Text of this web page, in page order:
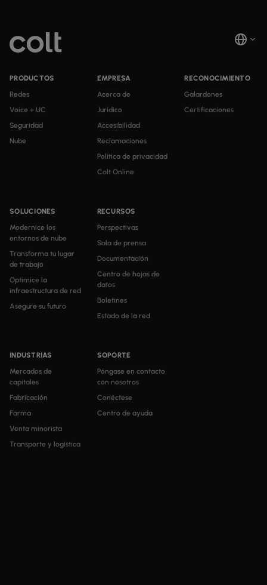
PRODUCTOS
Redes
Voice + UC
Seguridad
Nube
SOLUCIONES
Modernice los
entornos de nube
Transforma tu lugar
de trabajo
Optimice la
infraestructura de red
Asegure su futuro
INDUSTRIAS
Mercados de
capitales
Fabricación
Farma
Venta minorista
Transporte y logística
RECURSOS
Perspectivas
Sala de prensa
Documentación
Centro de hojas de
datos
Boletines
Estado de la red
EMPRESA
Acerca de
Jurídico
Accesibilidad
Reclamaciones
Política de privacidad
Colt Online
SOPORTE
Póngase en contacto
con nosotros
Conéctese
Centro de ayuda
RECONOCIMIENTO
Galardones
Certificaciones